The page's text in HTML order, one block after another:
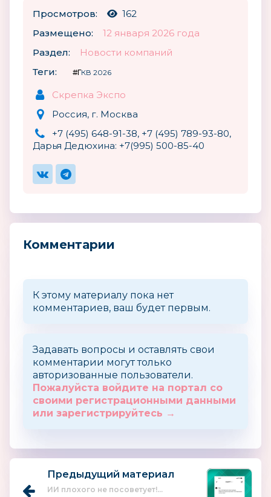
Просмотров:
162
Размещено:
12 января 2026 года
Раздел:
Новости компаний
Теги:
#ГКВ 2026
Скрепка Экспо
Россия, г. Москва
+7 (495) 648-91-38, +7 (495) 789-93-80,
Дарья Дедюхина: +7(995) 500-85-40‬
Комментарии
К этому материалу пока нет
комментариев, ваш будет первым.
Задавать вопросы и оставлять свои
комментарии могут только
авторизованные пользователи.
Пожалуйста войдите на портал со
своими регистрационными данными
или зарегистрируйтесь →
Предыдущий материал
ИИ плохого не посоветует!...